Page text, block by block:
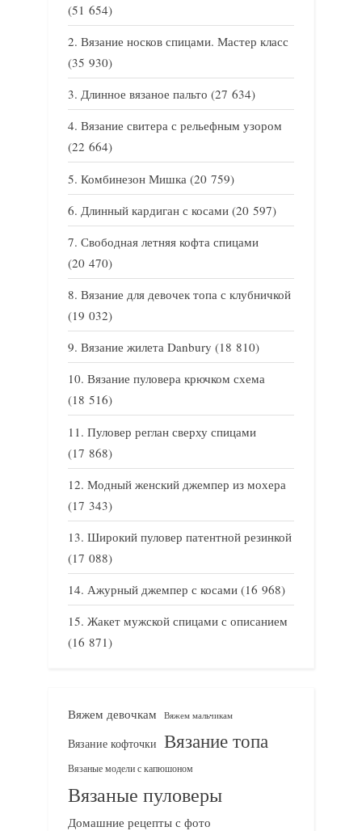
(51 654)
Вязание носков спицами. Мастер класс
(35 930)
Длинное вязаное пальто (27 634)
Вязание свитера с рельефным узором
(22 664)
Комбинезон Мишка (20 759)
Длинный кардиган с косами (20 597)
Свободная летняя кофта спицами
(20 470)
Вязание для девочек топа с клубничкой
(19 032)
Вязание жилета Danbury (18 810)
Вязание пуловера крючком схема
(18 516)
Пуловер реглан сверху спицами
(17 868)
Модный женский джемпер из мохера
(17 343)
Широкий пуловер патентной резинкой
(17 088)
Ажурный джемпер с косами (16 968)
Жакет мужской спицами с описанием
(16 871)
Вяжем девочкам Вяжем мальчикам
Вязание кофточки Вязание топа
Вязаные модели с капюшоном
Вязаные пуловеры
Домашние рецепты с фото